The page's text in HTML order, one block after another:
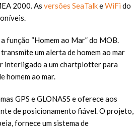
2000. As versões SeaTalkeWiFi do
função “Homem ao Mar” do MOB.
um alerta de homem ao mar
interligado a um chartplotter para
homem ao mar.
GPS e GLONASS e oferece aos
de posicionamento fiável. O projeto,
fornece um sistema de